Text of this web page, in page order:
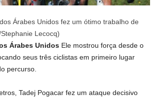
Árabes Unidos fez um ótimo trabalho de
Lecocq)
Árabes Unidos Ele mostrou força desde o
seus três ciclistas em primeiro lugar
percurso.
Tadej Pogacar fez um ataque decisivo